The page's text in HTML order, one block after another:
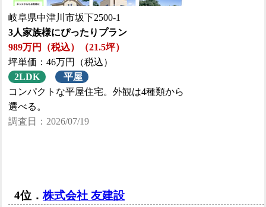
岐阜県中津川市坂下2500-1
3人家族様にぴったりプラン
989万円（税込）（21.5坪）
坪単価：46万円（税込）
2LDK
平屋
コンパクトな平屋住宅。外観は4種類から
選べる。
調査日：2026/07/19
4位．株式会社 友建設